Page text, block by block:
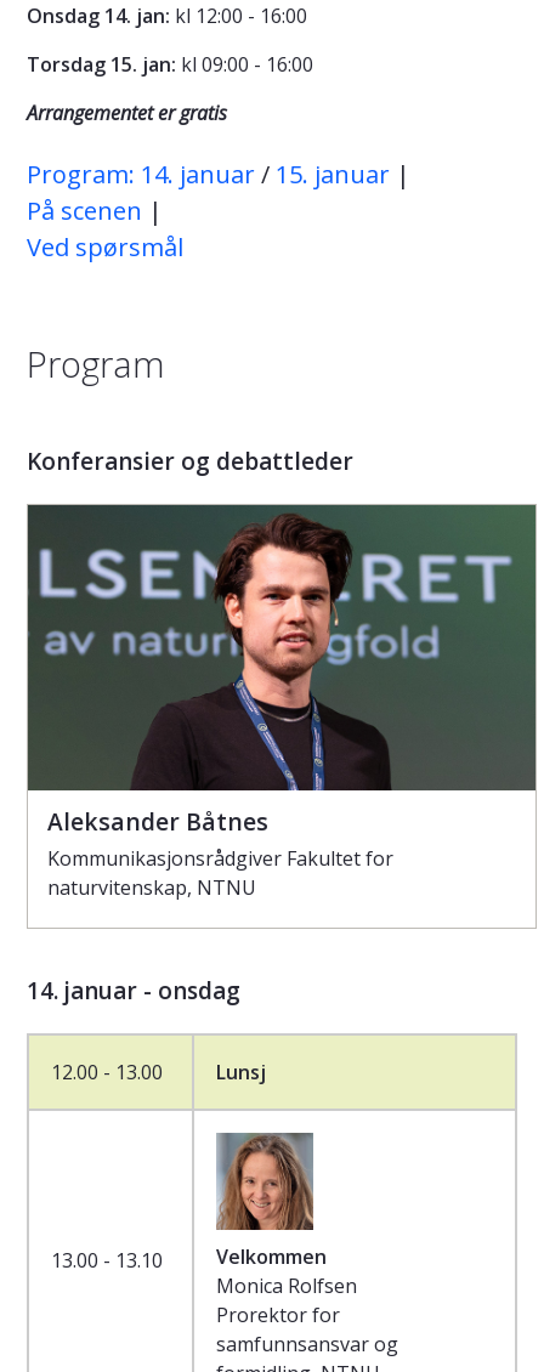
Onsdag 14. jan: kl 12:00 - 16:00
Torsdag 15. jan: kl 09:00 - 16:00
Arrangementet er gratis
Program: 14. januar/ 15. januar |
På scenen |
Ved spørsmål
Program
Konferansier og debattleder
Aleksander Båtnes
Kommunikasjonsrådgiver Fakultet for
naturvitenskap, NTNU
14. januar - onsdag
12.00 - 13.00 Lunsj
13.00 - 13.10
Velkommen
Monica Rolfsen
Prorektor for
samfunnsansvar og